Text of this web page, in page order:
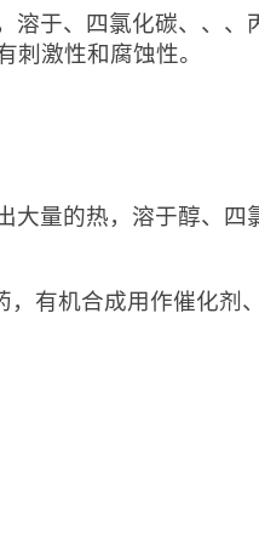
溶于、四氯化碳、、、
激性和腐蚀性。
量的热，溶于醇、四
有机合成用作催化剂